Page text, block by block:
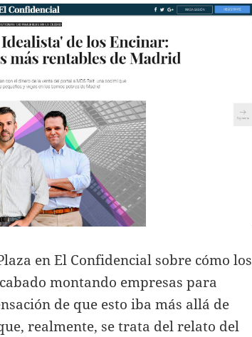
en El Confidencial sobre cómo los
montando empresas para
de que esto iba más allá de
realmente, se trata del relato del